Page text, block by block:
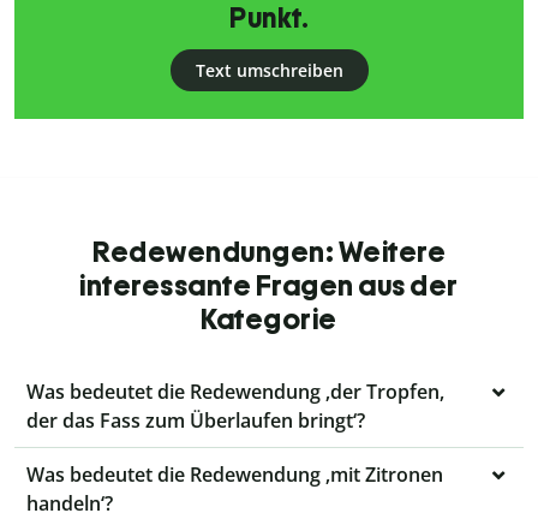
Punkt.
Text umschreiben
Redewendungen: Weitere
interessante Fragen aus der
Kategorie
Was bedeutet die Redewendung ‚der Tropfen,
der das Fass zum Überlaufen bringt‘?
Was bedeutet die Redewendung ‚mit Zitronen
handeln‘?